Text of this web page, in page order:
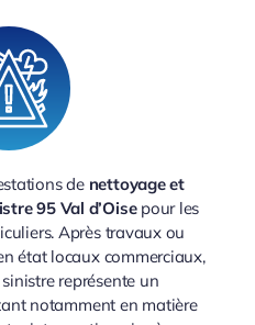
de nettoyage et
95 Val d’Oisepour les
Après travaux ou
état locaux commerciaux,
représente un
notamment en matière